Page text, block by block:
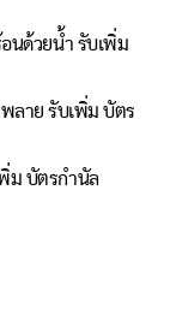
นด้วยน้ำ รับเพิ่ม
ลาย รับเพิ่ม บัตร
ม บัตรกำนัล